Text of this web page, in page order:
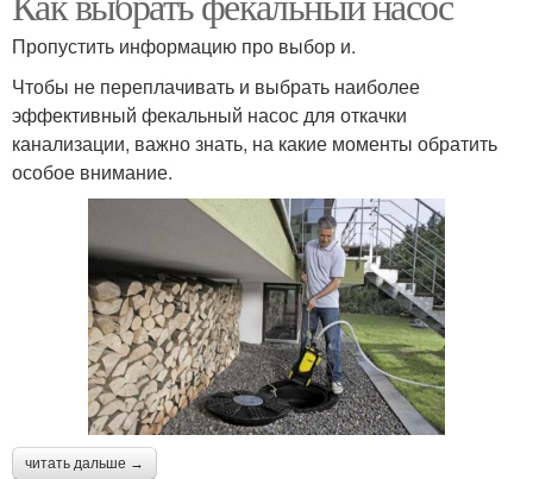
Пропустить информацию про выбор и.
Чтобы не переплачивать и выбрать наиболее
эффективный фекальный насос для откачки
канализации, важно знать, на какие моменты обратить
особое внимание.
читать дальше →